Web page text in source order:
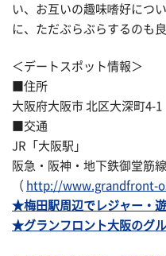
い、お互いの趣味嗜好につ
に、ただぶらぶらするのも良
＜デートスポット情報＞
■住所
大阪府大阪市 北区大深町4-1
■交通
JR「大阪駅」
阪急・阪神・地下鉄御堂筋線
（ http://www.grandfront-
★梅田駅周辺でレジャー・遊
★グランフロント大阪のグ